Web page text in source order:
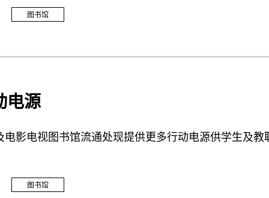
限於研讨室C内使用？
研讨室使用设备可将干扰降至最低，并且不会影响他
实境设备，请於 3 天前预约研讨室C，并填写预约确认
、型号及借用条款，请参阅此处。
图书馆
电源
电影电视图书馆流通处现提供更多行动电源供学生及教
图书馆